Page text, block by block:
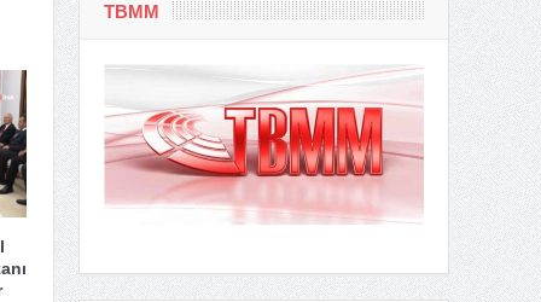
TBMM